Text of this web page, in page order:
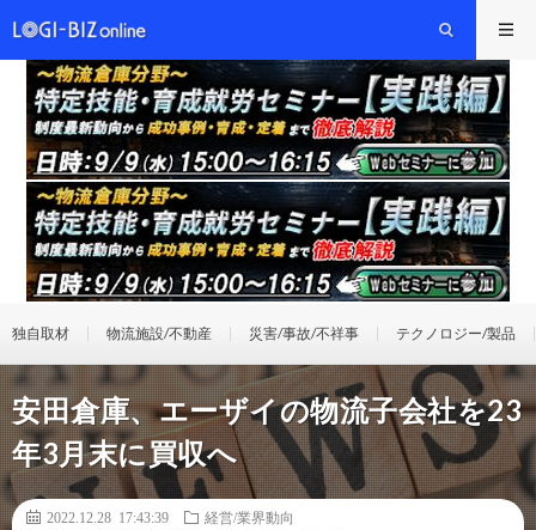
独自取材 物流施設/不動産 災害/事故/不祥事 テクノロジー/製品
安田倉庫、エーザイの物流子会社を23
年3月末に買収へ
2022.12.28 17:43:39
経営/業界動向